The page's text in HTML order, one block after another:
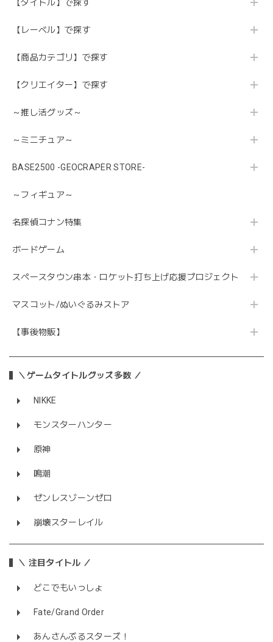
【タイトル】で探す
【レーベル】で探す
【商品カテゴリ】で探す
【クリエイター】で探す
～推し活グッズ～
～ミニチュア～
BASE2500 -GEOCRAPER STORE-
～フィギュア～
名探偵コナン特集
ボードゲーム
スペースタウン串本・ロケット打ち上げ応援プロジェクト
マスコット/ぬいぐるみストア
【事後物販】
＼ゲームタイトルグッズ多数 ／
NIKKE
モンスターハンター
原神
鳴潮
ゼンレスゾーンゼロ
崩壊スターレイル
＼ 注目タイトル ／
どこでもいっしょ
Fate/Grand Order
あんさんぶるスターズ！